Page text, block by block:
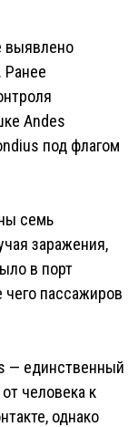
выявлено
Ранее
Andes
под флагом
семь
заражения,
в порт
чего пассажиров
— единственный
человека к
однако